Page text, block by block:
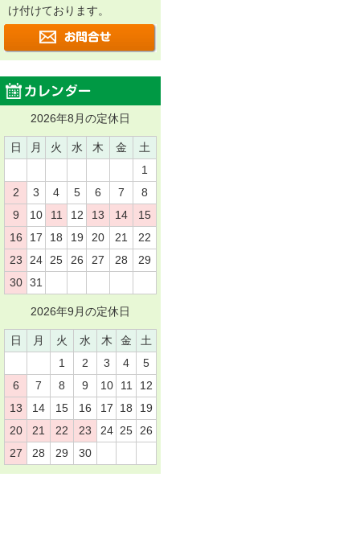
け付けております。
2026年8月の定休日
日 月 火 水 木 金
土
1
2
3 4 5 6 7
8
9
10 11 12 13 14
15
16
17 18 19 20 21
22
23
24 25 26 27 28
29
30 31
2026年9月の定休日
日 月 火 水 木 金
土
1
2 3 4
5
6
7 8 9 10 11
12
13
14 15 16 17 18
19
20
21 22 23 24 25 26
27
28 29 30